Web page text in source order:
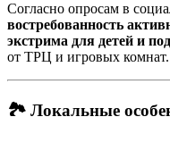
Согласно опросам в
востребованность
экстрима для детей и
от ТРЦ и игровых комнат.
🏞 Локальные